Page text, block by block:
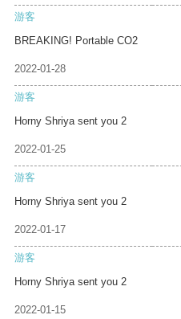
游客
BREAKING! Portable CO2
2022-01-28
游客
Horny Shriya sent you 2
2022-01-25
游客
Horny Shriya sent you 2
2022-01-17
游客
Horny Shriya sent you 2
2022-01-15